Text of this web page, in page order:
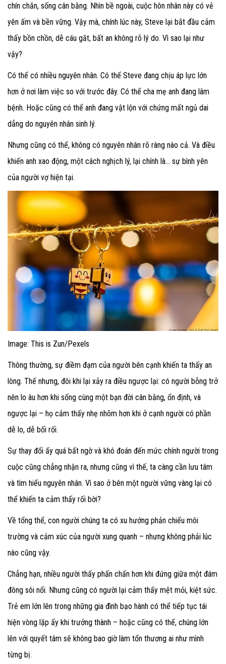
chín chắn, sống cân bằng. Nhìn bề ngoài, cuộc hôn nhân này có vẻ
yên ấm và bền vững. Vậy mà, chính lúc này, Steve lại bắt đầu cảm
thấy bồn chồn, dễ cáu gắt, bất an không rõ lý do. Vì sao lại như
vậy?
Có thể có nhiều nguyên nhân. Có thể Steve đang chịu áp lực lớn
hơn ở nơi làm việc so với trước đây. Có thể cha mẹ anh đang lâm
bệnh. Hoặc cũng có thể anh đang vật lộn với chứng mất ngủ dai
dẳng do nguyên nhân sinh lý.
Nhưng cũng có thể, không có nguyên nhân rõ ràng nào cả. Và điều
khiến anh xao động, một cách nghịch lý, lại chính là… sự bình yên
của người vợ hiện tại.
Image: This is Zun/Pexels
Thông thường, sự điềm đạm của người bên cạnh khiến ta thấy an
lòng. Thế nhưng, đôi khi lại xảy ra điều ngược lại: có người bỗng trở
nên lo âu hơn khi sống cùng một bạn đời cân bằng, ổn định, và
ngược lại – họ cảm thấy nhẹ nhõm hơn khi ở cạnh người có phần
dễ lo, dễ bối rối.
Sự thay đổi ấy quá bất ngờ và khó đoán đến mức chính người trong
cuộc cũng chẳng nhận ra, nhưng cũng vì thế, ta càng cần lưu tâm
và tìm hiểu nguyên nhân. Vì sao ở bên một người vững vàng lại có
thể khiến ta cảm thấy rối bời?
Về tổng thể, con người chúng ta có xu hướng phản chiếu môi
trường và cảm xúc của người xung quanh – nhưng không phải lúc
nào cũng vậy.
Chẳng hạn, nhiều người thấy phấn chấn hơn khi đứng giữa một đám
đông sôi nổi. Nhưng cũng có người lại cảm thấy mệt mỏi, kiệt sức.
Trẻ em lớn lên trong những gia đình bạo hành có thể tiếp tục tái
hiện vòng lặp ấy khi trưởng thành – hoặc cũng có thể, chúng lớn
lên với quyết tâm sẽ không bao giờ làm tổn thương ai như mình
từng bị.